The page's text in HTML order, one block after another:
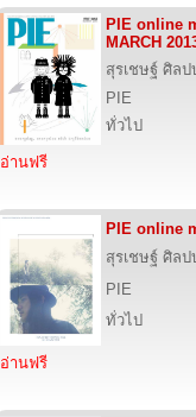
PIE online
MARCH
สุรเชษฐ์ ศิลป
PIE
ทั่วไป
อ่านฟรี
PIE online
สุรเชษฐ์ ศิลป
PIE
ทั่วไป
อ่านฟรี